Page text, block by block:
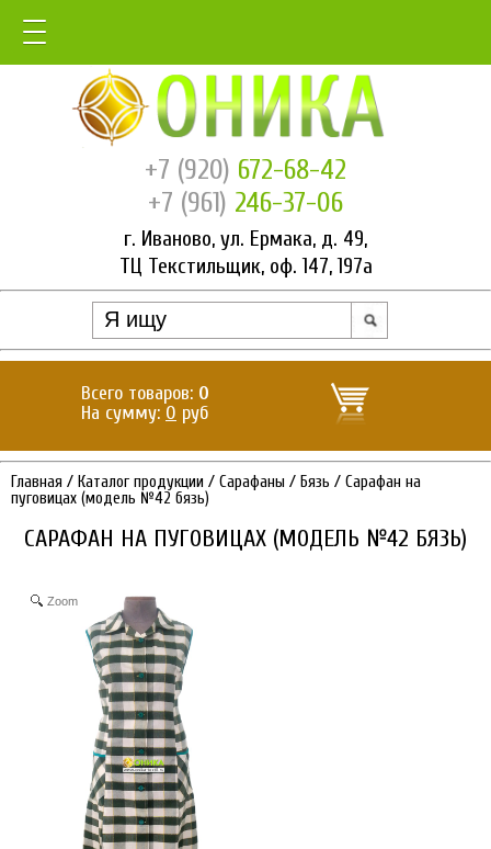
+7 (920) 672-68-42
+7 (961) 246-37-06
г. Иваново, ул. Ермака, д. 49,
ТЦ Текстильщик, оф. 147, 197а
Всего товаров: 0
На сумму: 0 руб
Главная / Каталог продукции / Сарафаны / Бязь / Сарафан на
пуговицах (модель №42 бязь)
САРАФАН НА ПУГОВИЦАХ (МОДЕЛЬ №42 БЯЗЬ)
Zoom